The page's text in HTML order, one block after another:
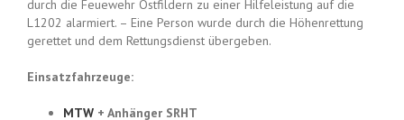
durch die Feuewehr Ostfildern zu einer Hilfeleistung auf die
L1202 alarmiert. – Eine Person wurde durch die Höhenrettung
gerettet und dem Rettungsdienst übergeben.
Einsatzfahrzeuge:
MTW + Anhänger SRHT